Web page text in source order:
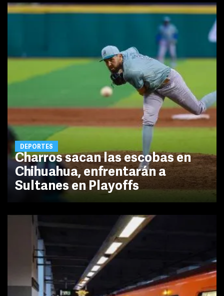
DEPORTES
Charros sacan las escobas en
Chihuahua, enfrentarán a
Sultanes en Playoffs